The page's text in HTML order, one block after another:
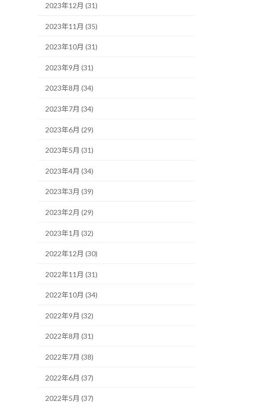
2023年12月 (31)
2023年11月 (35)
2023年10月 (31)
2023年9月 (31)
2023年8月 (34)
2023年7月 (34)
2023年6月 (29)
2023年5月 (31)
2023年4月 (34)
2023年3月 (39)
2023年2月 (29)
2023年1月 (32)
2022年12月 (30)
2022年11月 (31)
2022年10月 (34)
2022年9月 (32)
2022年8月 (31)
2022年7月 (38)
2022年6月 (37)
2022年5月 (37)